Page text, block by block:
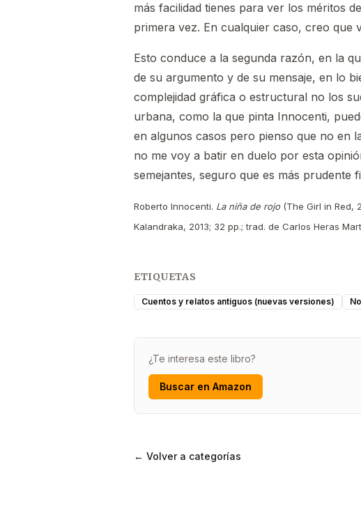
más facilidad tienes para ver los méritos
primera vez. En cualquier caso, creo que
Esto conduce a la segunda razón, en la
de su argumento y de su mensaje, en lo
complejidad gráfica o estructural no los
urbana, como la que pinta Innocenti,
en algunos casos pero pienso que no en
no me voy a batir en duelo por esta
semejantes, seguro que es más prudente
Roberto Innocenti. La niña de rojo(The Girl in Red,
Kalandraka, 2013; 32 pp.; trad. de Carlos Heras
ETIQUETAS
Cuentos y relatos antiguos (nuevas versiones)
¿Te interesa este libro?
Buscar en Amazon
← Volver a categorías